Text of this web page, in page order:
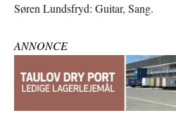
Søren Lundsfryd: Guitar, Sang.
ANNONCE